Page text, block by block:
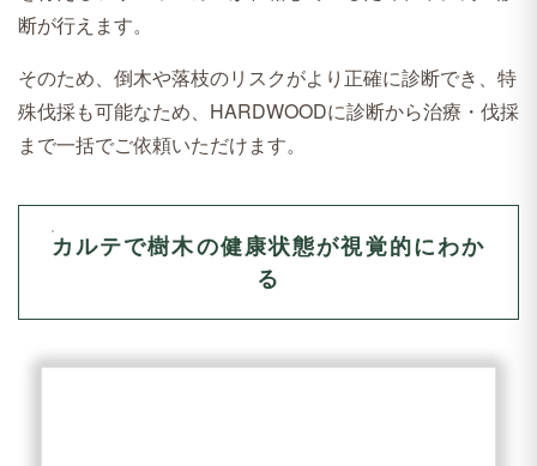
断が行えます。
そのため、倒木や落枝のリスクがより正確に診断でき、特
殊伐採も可能なため、HARDWOODに診断から治療・伐採
まで一括でご依頼いただけます。
カルテで樹木の健康状態が視覚的にわか
る